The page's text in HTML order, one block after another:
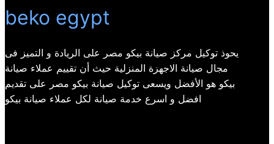
beko egypt
يحوذ توكيل مركز صيانة بيكو مصر على الريادة و التميز فى
مجال صيانة الاجهزة المنزلية حيث أن تقييم عملاء صيانة
بيكو هو الأفضل ويسعى توكيل صيانة بيكو مصر على تقديم
افضل و اسرع خدمة صيانة لكل عملاء صيانة بيكو